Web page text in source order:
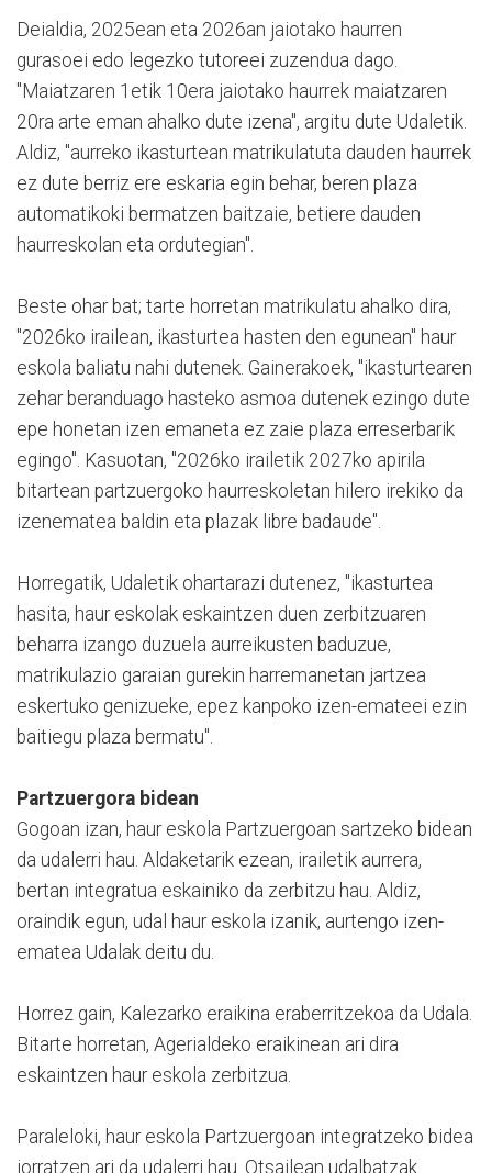
Deialdia, 2025ean eta 2026an jaiotako haurren
gurasoei edo legezko tutoreei zuzendua dago.
"Maiatzaren 1etik 10era jaiotako haurrek maiatzaren
20ra arte eman ahalko dute izena", argitu dute Udaletik.
Aldiz, "aurreko ikasturtean matrikulatuta dauden haurrek
ez dute berriz ere eskaria egin behar, beren plaza
automatikoki bermatzen baitzaie, betiere dauden
haurreskolan eta ordutegian".
Beste ohar bat; tarte horretan matrikulatu ahalko dira,
"2026ko irailean, ikasturtea hasten den egunean" haur
eskola baliatu nahi dutenek. Gainerakoek, "ikasturtearen
zehar beranduago hasteko asmoa dutenek ezingo dute
epe honetan izen emaneta ez zaie plaza erreserbarik
egingo". Kasuotan, "2026ko irailetik 2027ko apirila
bitartean partzuergoko haurreskoletan hilero irekiko da
izenematea baldin eta plazak libre badaude".
Horregatik, Udaletik ohartarazi dutenez, "ikasturtea
hasita, haur eskolak eskaintzen duen zerbitzuaren
beharra izango duzuela aurreikusten baduzue,
matrikulazio garaian gurekin harremanetan jartzea
eskertuko genizueke, epez kanpoko izen-emateei ezin
baitiegu plaza bermatu".
Partzuergora bidean
Gogoan izan, haur eskola Partzuergoan sartzeko bidean
da udalerri hau. Aldaketarik ezean, irailetik aurrera,
bertan integratua eskainiko da zerbitzu hau. Aldiz,
oraindik egun, udal haur eskola izanik, aurtengo izen-
ematea Udalak deitu du.
Horrez gain, Kalezarko eraikina eraberritzekoa da Udala.
Bitarte horretan, Agerialdeko eraikinean ari dira
eskaintzen haur eskola zerbitzua.
Paraleloki, haur eskola Partzuergoan integratzeko bidea
jorratzen ari da udalerri hau. Otsailean udalbatzak